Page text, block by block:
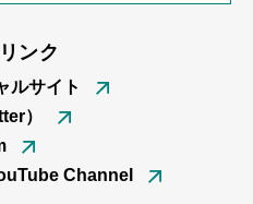
ンク
ルサイト
）
Channel